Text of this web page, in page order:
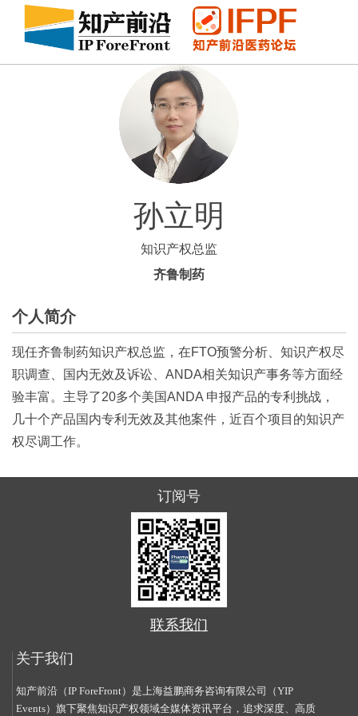
孙立明
知识产权总监
齐鲁制药
个人简介
现任齐鲁制药知识产权总监，在FTO预警分析、知识产权尽
职调查、国内无效及诉讼、ANDA相关知识产事务等方面经
验丰富。主导了20多个美国ANDA 申报产品的专利挑战，
几十个产品国内专利无效及其他案件，近百个项目的知识产
权尽调工作。
订阅号
联系我们
关于我们
知产前沿（IP ForeFront）是上海益鹏商务咨询有限公司（YIP
Events）旗下聚焦知识产权领域全媒体资讯平台，追求深度、高质